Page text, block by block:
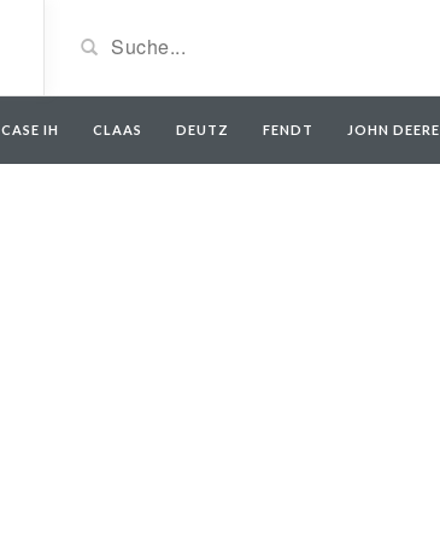
CASE IH CLAAS DEUTZ FENDT JOHN DEERE